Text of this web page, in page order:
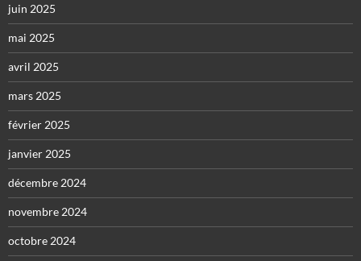
juin 2025
mai 2025
avril 2025
mars 2025
février 2025
janvier 2025
décembre 2024
novembre 2024
octobre 2024